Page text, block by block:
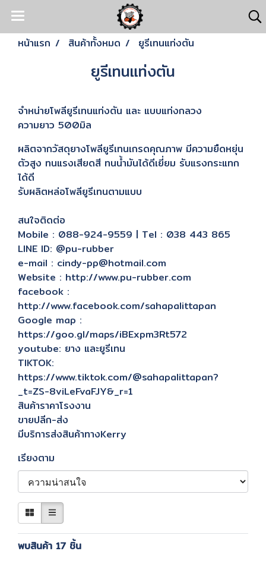
หน้าแรก สินค้าทั้งหมด ยูรีเทนแท่งตัน
ยูรีเทนแท่งตัน
จำหน่ายโพลียูรีเทนแท่งตัน และ แบบแท่งกลวง
ความยาว 500มิล
ผลิตจากวัสดุยางโพลียูรีเทนเกรดคุณภาพ มีความยืดหยุ่น
ตัวสูง ทนแรงเสียดสี ทนน้ำมันได้ดีเยี่ยม รับแรงกระแทก
ได้ดี
รับผลิตหล่อโพลียูรีเทนตามแบบ
สนใจติดต่อ
Mobile : 088-924-9559 | Tel : 038 443 865
LINE ID: @pu-rubber
e-mail : cindy-pp@hotmail.com
Website : http://www.pu-rubber.com
facebook :
http://www.facebook.com/sahapalittapan
Google map :
https://goo.gl/maps/iBExpm3Rt572
youtube: ยาง และยูรีเทน
TIKTOK:
https://www.tiktok.com/@sahapalittapan?
_t=ZS-8viLeFvaFJY&_r=1
สินค้าราคาโรงงาน
ขายปลีก-ส่ง
มีบริการส่งสินค้าทางKerry
เรียงตาม
พบสินค้า 17 ชิ้น